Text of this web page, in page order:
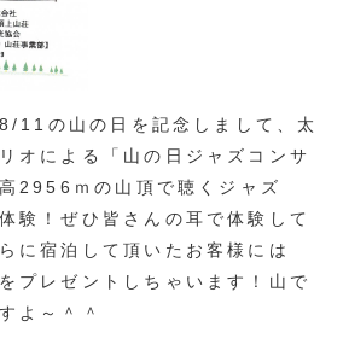
11の山の日を記念しまして、太
オによる「山の日ジャズコンサ
2956ｍの山頂で聴くジャズ
験！ぜひ皆さんの耳で体験して
に宿泊して頂いたお客様には
プレゼントしちゃいます！山で
よ～＾＾